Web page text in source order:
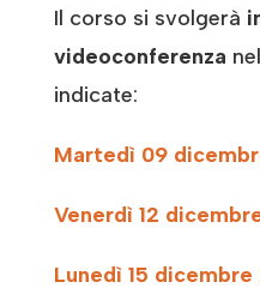
Il corso si svolgerà
videoconferenza
indicate:
Martedì 09
Venerdì 12
Lunedì 15 dicembre